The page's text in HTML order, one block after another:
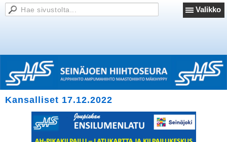
Valikko
Kansalliset 17.12.2022